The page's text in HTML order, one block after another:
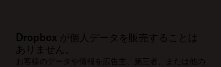
Dropbox が個人データを販売することは
ありません。
お客様のデータや情報を広告主、第三者、または他の